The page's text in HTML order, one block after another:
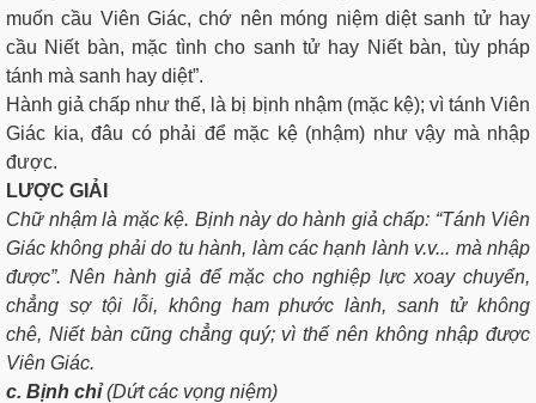
muốn cầu Viên Giác, chớ nên móng niệm diệt sanh tử hay
cầu Niết bàn, mặc tình cho sanh tử hay Niết bàn, tùy pháp
tánh mà sanh hay diệt”.
Hành giả chấp như thế, là bị bịnh nhậm (mặc kệ); vì tánh Viên
Giác kia, đâu có phải để mặc kệ (nhậm) như vậy mà nhập
được.
LƯỢC GIẢI
Chữ nhậm là mặc kệ. Bịnh này do hành giả chấp: “Tánh Viên
Giác không phải do tu hành, làm các hạnh lành v.v... mà nhập
được”. Nên hành giả để mặc cho nghiệp lực xoay chuyển,
chẳng sợ tội lỗi, không ham phước lành, sanh tử không
chê, Niết bàn cũng chẳng quý; vì thế nên không nhập được
Viên Giác.
c. Bịnh chỉ(Dứt các vọng niệm)